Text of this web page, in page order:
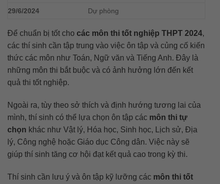
29/6/2024 Dự phòng
Để chuẩn bị tốt cho các môn thi tốt nghiệp THPT 2024,
các thí sinh cần tập trung vào việc ôn tập và củng cố kiến
thức các môn như Toán, Ngữ văn và Tiếng Anh. Đây là
những môn thi bắt buộc và có ảnh hưởng lớn đến kết
quả thi tốt nghiệp.
Ngoài ra, tùy theo sở thích và định hướng tương lai của
mình, thí sinh có thể lựa chọn ôn tập các môn thi tự
chọn khác như Vật lý, Hóa học, Sinh học, Lịch sử, Địa
lý, Công nghệ hoặc Giáo dục Công dân. Việc này sẽ
giúp thí sinh tăng cơ hội đạt kết quả cao trong kỳ thi.
Thí sinh cần lưu ý và ôn tập kỹ lưỡng các môn thi tốt